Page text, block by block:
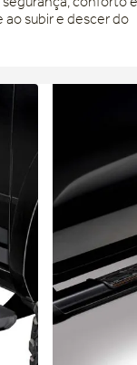
subir e descer do